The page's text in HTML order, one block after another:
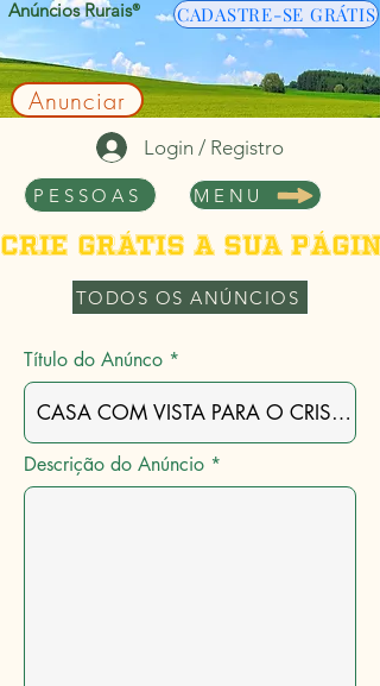
MENU
Anunciar
Login / Registro
Anúncios Rurais®
PESSOAS
CADASTRE-SE GRÁTIS
Crie grátis a sua
TODOS OS ANÚNCIOS
Título do Anúnco
Descrição do Anúncio